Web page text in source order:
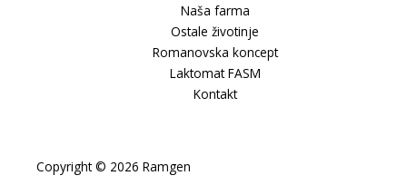
Naša farma
Ostale životinje
Romanovska koncept
Laktomat FASM
Kontakt
Copyright © 2026 Ramgen